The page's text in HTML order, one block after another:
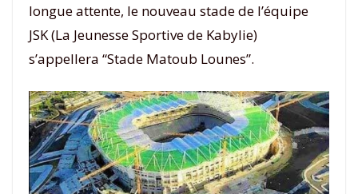
longue attente, le nouveau stade de l’équipe
JSK (La Jeunesse Sportive de Kabylie)
s’appellera “Stade Matoub Lounes”.